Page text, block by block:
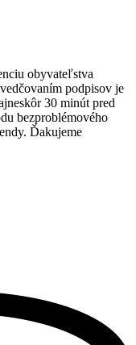
obyvateľstva
podpisov je
30 minút pred
bezproblémového
Ďakujeme